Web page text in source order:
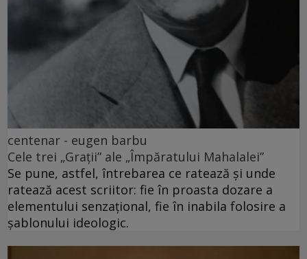
centenar - eugen barbu
Cele trei „Grații” ale „Împăratului Mahalalei”
Se pune, astfel, întrebarea ce ratează și unde
ratează acest scriitor: fie în proasta dozare a
elementului senzațional, fie în inabila folosire a
șablonului ideologic.